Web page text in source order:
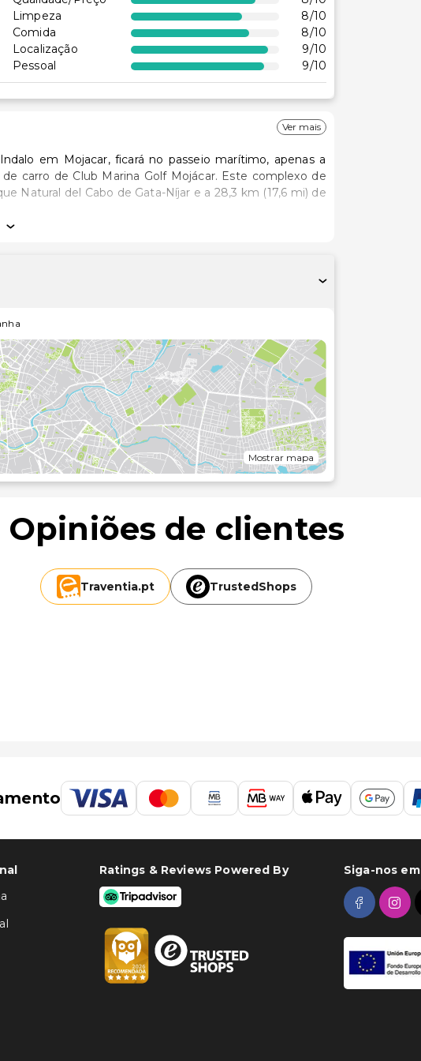
Limpeza
8/10
Comida
8/10
Localização
9/10
Pessoal
9/10
Ver mais
apenas a
Marina Golf Mojácar. Este complexo de
Natural del Cabo de Gata-Níjar e a 28,3 km (17,6 mi) de
estão equipadas com uma banheira de imersão total
uma piscina exterior, para puros momentos de
vistas a partir da açoteia e do jardim. As facilidades
jogos e uma loja de presentes/quiosque de jornais.
um restaurante especializado em cozinha espanhola
uma cafetaria para desfrutar de refeições mais ligeiras.
conversa no bar/lounge ou no bar junto à piscina.
24 horas, armazenamento de bagagem e elevador. Há
O aeroporto preferencial para Apartamentos Best Club Pueblo Indalo é o de Almeria (LEI) - 82,8 km/51,4 mi
Mostrar mapa
Opiniões de clientes
Traventia.pt TrustedShops
Ratings & Reviews Powered By Siga-nos em